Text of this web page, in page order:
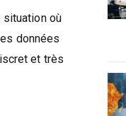
situation où
données
et très